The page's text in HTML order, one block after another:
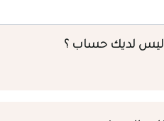
ليس لديك حساب ؟